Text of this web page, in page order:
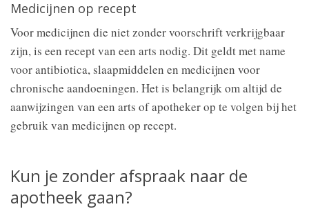
Medicijnen op recept
Voor medicijnen die niet zonder voorschrift verkrijgbaar
zijn, is een recept van een arts nodig. Dit geldt met name
voor antibiotica, slaapmiddelen en medicijnen voor
chronische aandoeningen. Het is belangrijk om altijd de
aanwijzingen van een arts of apotheker op te volgen bij het
gebruik van medicijnen op recept.
Kun je zonder afspraak naar de
apotheek gaan?